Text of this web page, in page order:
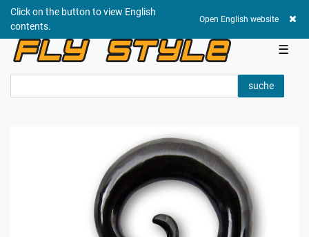
Click on the button to view English
contents.
Open English website
☰
suche